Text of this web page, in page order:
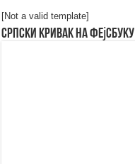
[Not a valid template]
Српски Кривак на Фејсбуку